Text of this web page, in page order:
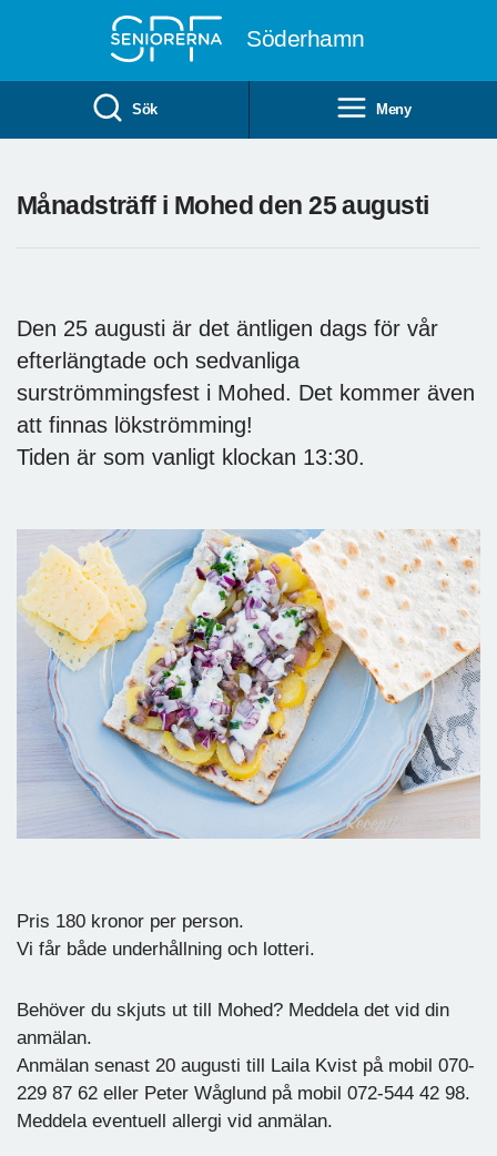
Söderhamn
Sök Meny
Månadsträff i Mohed den 25 augusti
Den 25 augusti är det äntligen dags för vår
efterlängtade och sedvanliga
surströmmingsfest i Mohed. Det kommer även
att finnas lökströmming!
Tiden är som vanligt klockan 13:30.
Pris 180 kronor per person.
Vi får både underhållning och lotteri.
Behöver du skjuts ut till Mohed? Meddela det vid din
anmälan.
Anmälan senast 20 augusti till Laila Kvist på mobil 070-
229 87 62 eller Peter Wåglund på mobil 072-544 42 98.
Meddela eventuell allergi vid anmälan.